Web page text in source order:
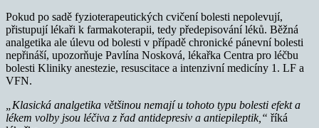
Pokud po sadě fyzioterapeutických cvičení bolesti nepolevují,
přistupují lékaři k farmakoterapii, tedy předepisování léků. Běžná
analgetika ale úlevu od bolesti v případě chronické pánevní bolesti
nepřináší, upozorňuje Pavlína Nosková, lékařka Centra pro léčbu
bolesti Kliniky anestezie, resuscitace a intenzivní medicíny 1. LF a
VFN.
„Klasická analgetika většinou nemají u tohoto typu bolesti efekt a
lékem volby jsou léčiva z řad antidepresiv a antiepileptik,“ říká